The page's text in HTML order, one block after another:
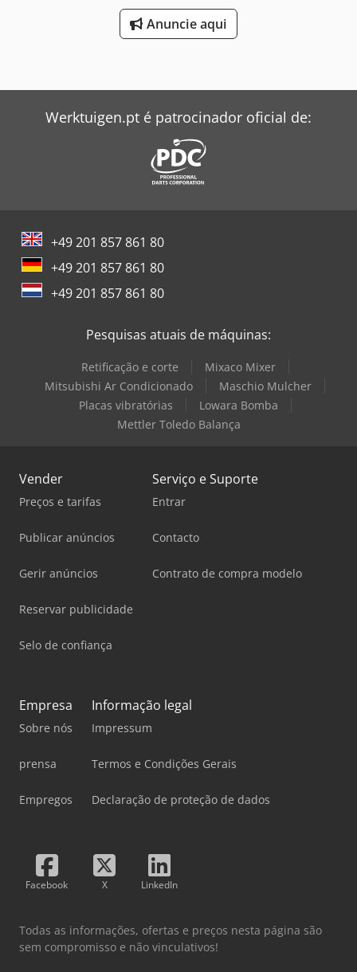
Anuncie aqui
Werktuigen.pt é patrocinador oficial de:
+49 201 857 861 80
+49 201 857 861 80
+49 201 857 861 80
Pesquisas atuais de máquinas:
Retificação e corte
Mixaco Mixer
Mitsubishi Ar Condicionado
Maschio Mulcher
Placas vibratórias
Lowara Bomba
Mettler Toledo Balança
Vender
Preços e tarifas
Publicar anúncios
Gerir anúncios
Reservar publicidade
Selo de confiança
Serviço e Suporte
Entrar
Contacto
Contrato de compra modelo
Empresa
Sobre nós
prensa
Empregos
Informação legal
Impressum
Termos e Condições Gerais
Declaração de proteção de dados
Facebook X LinkedIn
Todas as informações, ofertas e preços nesta página são
sem compromisso e não vinculativos!